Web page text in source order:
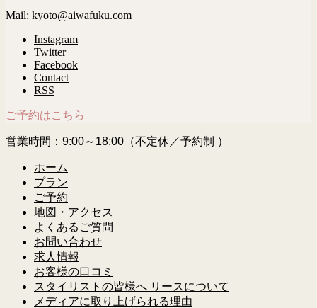
Mail: kyoto@aiwafuku.com
Instagram
Twitter
Facebook
Contact
RSS
ご予約はこちら
営業時間：9:00～18:00（不定休／予約制 ）
ホーム
プラン
ご予約
地図・アクセス
よくあるご質問
お問い合わせ
求人情報
お客様の口コミ
スタイリストの皆様へ リースについて
メディアに取り上げられる理由